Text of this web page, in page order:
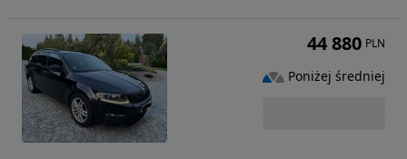
44 880 PLN
Poniżej średniej